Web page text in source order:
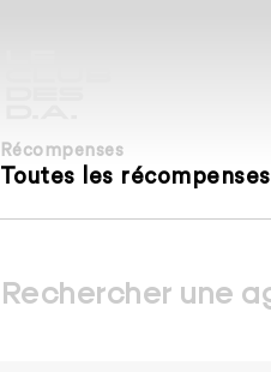
Récompenses
Toutes les récompenses